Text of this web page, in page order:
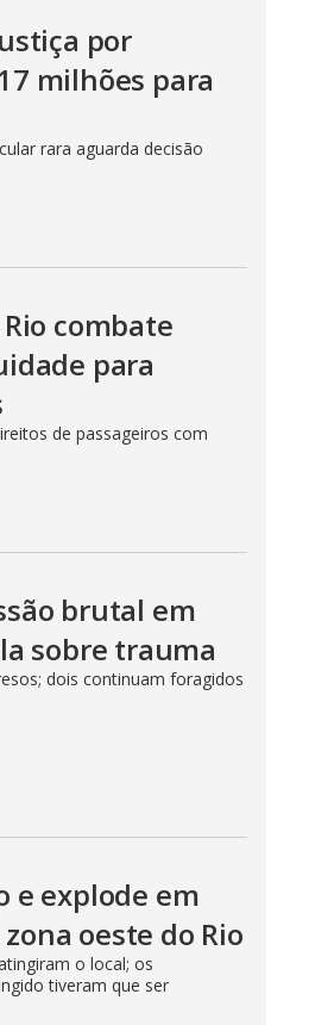
por
milhões para
rara aguarda decisão
combate
para
de passageiros com
brutal em
sobre trauma
dois continuam foragidos
e explode em
oeste do Rio
o local; os
tiveram que ser